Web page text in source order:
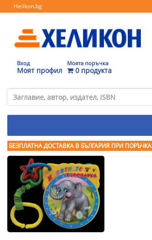
Helikon.bg
Вход
Моят профил
Моята поръчка
0 продукта
БЕЗПЛАТНА ДОСТАВКА В БЪЛГАРИЯ ПРИ ПОРЪЧКА